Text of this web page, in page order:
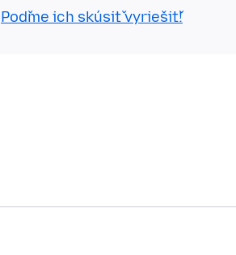
Poďme ich skúsiť vyriešiť!